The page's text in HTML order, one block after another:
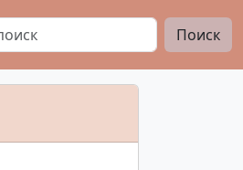
Поиск